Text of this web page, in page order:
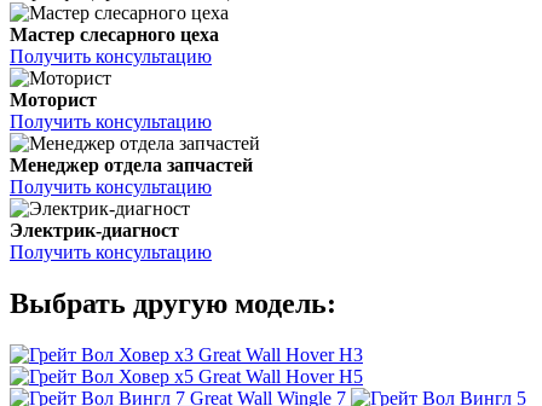
Мастер слесарного цеха
Получить консультацию
Моторист
Получить консультацию
Менеджер отдела запчастей
Получить консультацию
Электрик-диагност
Получить консультацию
Выбрать другую модель:
Great Wall Hover H3
Great Wall Hover H5
Great Wall Wingle 7